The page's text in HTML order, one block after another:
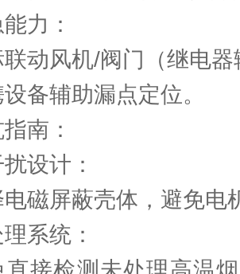
力‌：
联动风机/阀门（继电
备辅助漏点定位‌。
南：
设计‌：
磁屏蔽壳体，避免电
系统‌：